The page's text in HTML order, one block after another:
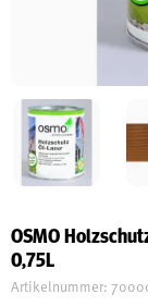
Shop
OSMO
0,75L
Artikelnummer: